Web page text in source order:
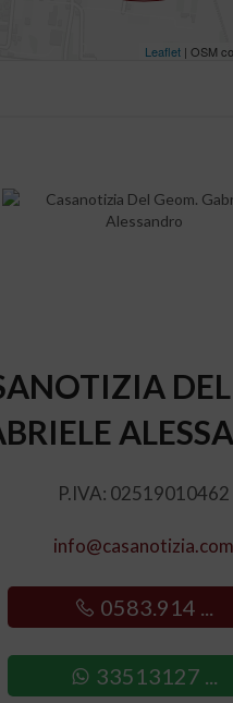
Leaflet| OSM
P.IVA: 02519010462
info@casanotizia.com
0583.914 ...
33513127 ...